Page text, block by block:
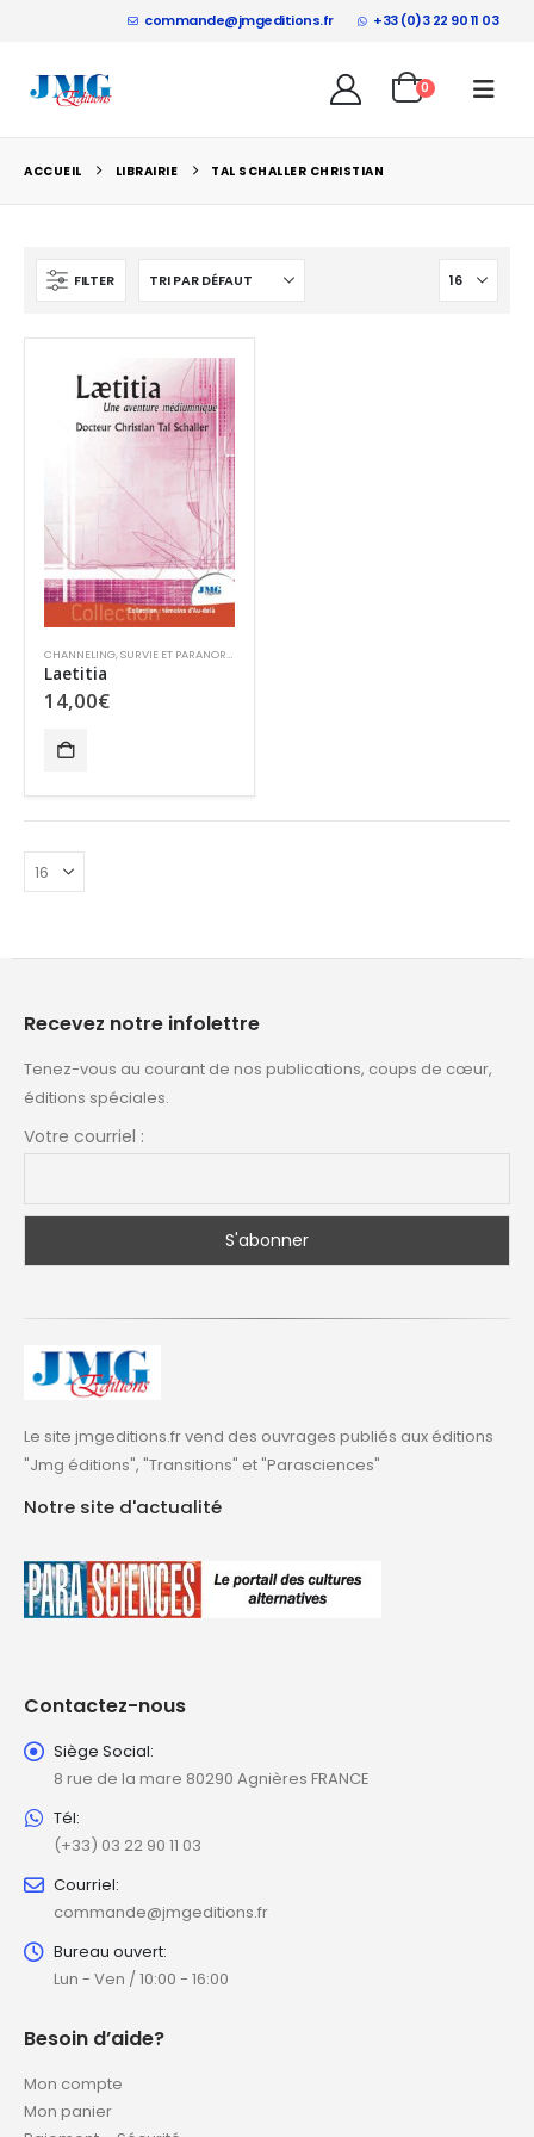
commande@jmgeditions.fr +33 (0)3 22 90 11 03
0
ACCUEIL LIBRAIRIE TAL SCHALLER CHRISTIAN
FILTER
CHANNELING,SURVIE ET PARANORMAL
Laetitia
14,00€
Recevez notre infolettre
Tenez-vous au courant de nos publications, coups de cœur,
éditions spéciales.
Votre courriel :
Le site jmgeditions.fr vend des ouvrages publiés aux éditions
"Jmg éditions", "Transitions" et "Parasciences"
Notre site d'actualité
Contactez-nous
Siège Social:
8 rue de la mare 80290 Agnières FRANCE
Tél:
(+33) 03 22 90 11 03
Courriel:
commande@jmgeditions.fr
Bureau ouvert:
Lun - Ven / 10:00 - 16:00
Besoin d’aide?
Mon compte
Mon panier